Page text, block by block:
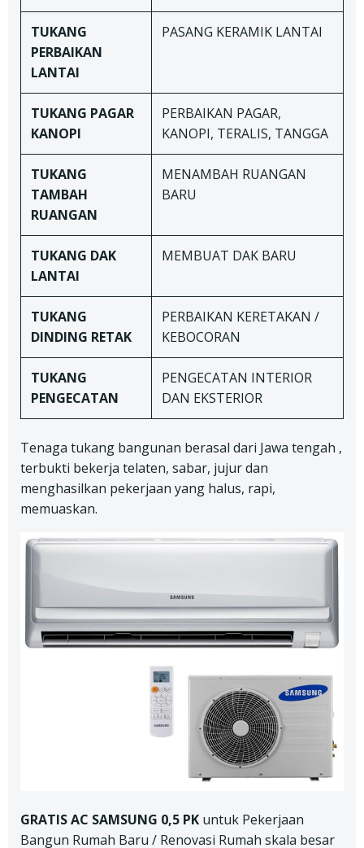
TUKANG
PERBAIKAN
LANTAI
PASANG KERAMIK LANTAI
TUKANG PAGAR
KANOPI
PERBAIKAN PAGAR,
KANOPI, TERALIS, TANGGA
TUKANG
TAMBAH
RUANGAN
MENAMBAH RUANGAN
BARU
TUKANG DAK
LANTAI
MEMBUAT DAK BARU
TUKANG
DINDING RETAK
PERBAIKAN KERETAKAN /
KEBOCORAN
TUKANG
PENGECATAN
PENGECATAN INTERIOR
DAN EKSTERIOR
Tenaga tukang bangunan berasal dari Jawa tengah ,
terbukti bekerja telaten, sabar, jujur dan
menghasilkan pekerjaan yang halus, rapi,
memuaskan.
GRATIS AC SAMSUNG 0,5 PK untuk Pekerjaan
Bangun Rumah Baru / Renovasi Rumah skala besar